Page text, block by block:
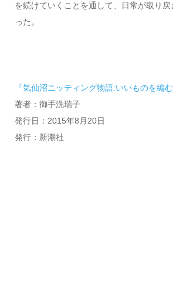
を続けていくことを通して、日常が取り
った。
『気仙沼ニッティング物語:いいものを編む
著者：御手洗瑞子
発行日：2015年8月20日
発行：新潮社